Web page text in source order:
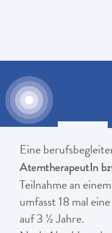
Eine
AtemtherapeutIn
Teilnahme an
umfasst 18 mal
auf 3 ½ Jahre.